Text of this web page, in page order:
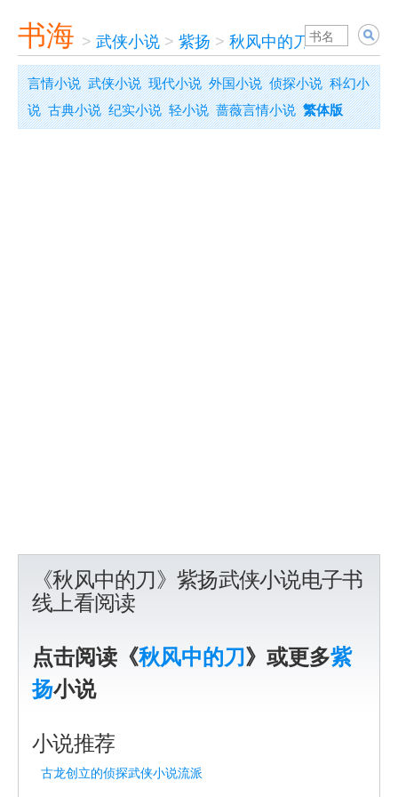
书海 > 武侠小说 > 紫扬 > 秋风中的刀
言情小说 武侠小说 现代小说 外国小说 侦探小说 科幻小
说 古典小说 纪实小说 轻小说 蔷薇言情小说 繁体版
《秋风中的刀》紫扬武侠小说电子书
线上看阅读
点击阅读《秋风中的刀 》或更多紫
扬小说
小说推荐
古龙创立的侦探武侠小说流派